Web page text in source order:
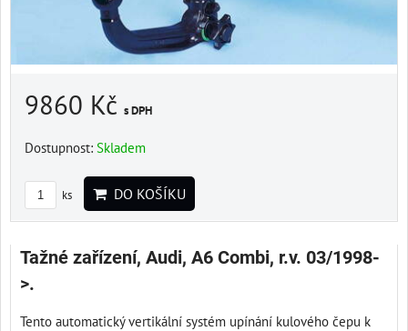
9860 Kč s DPH
Dostupnost: Skladem
ks DO KOŠÍKU
Tažné zařízení, Audi, A6 Combi, r.v. 03/1998-
>.
Tento automatický vertikální systém upínání kulového čepu k